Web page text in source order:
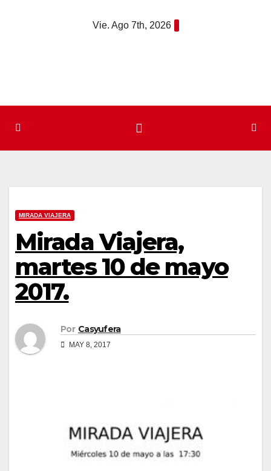
Vie. Ago 7th, 2026
MIRADA VIAJERA
Mirada Viajera,
martes 10 de mayo
2017.
Por Casyufera
MAY 8, 2017